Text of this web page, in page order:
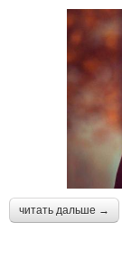
читать дальше →